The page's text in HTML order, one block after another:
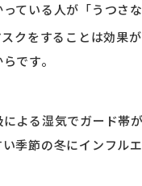
ている人が「うつさ
クをすることは効果
です。
よる湿気でガード帯
季節の冬にインフル